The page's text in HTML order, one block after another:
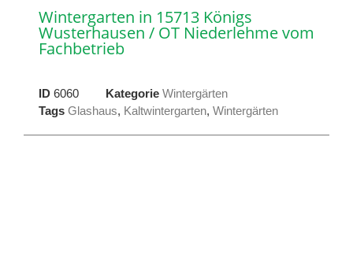
Wintergarten in 15713 Königs
Wusterhausen / OT Niederlehme vom
Fachbetrieb
ID 6060 Kategorie Wintergärten
Tags Glashaus, Kaltwintergarten, Wintergärten